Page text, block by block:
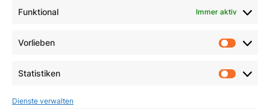
Funktional Immer aktiv
Vorlieben
Statistiken
Dienste verwalten